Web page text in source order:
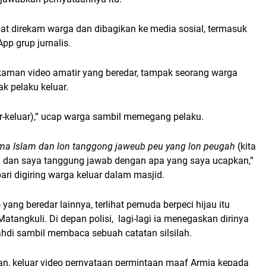
direkam warga dan dibagikan ke media sosial, termasuk
grup jurnalis.
video amatir yang beredar, tampak seorang warga
pelaku keluar.
keluar),” ucap warga sambil memegang pelaku.
Islam dan lon tanggong jaweub peu yang lon peugah (kita
saya tanggung jawab dengan apa yang saya ucapkan,”
digiring warga keluar dalam masjid.
yang beredar lainnya, terlihat pemuda berpeci hijau itu
Di depan polisi,
lagi-lagi ia menegaskan dirinya
sambil membaca sebuah catatan silsilah.
keluar video pernyataan permintaan maaf Armia kepada